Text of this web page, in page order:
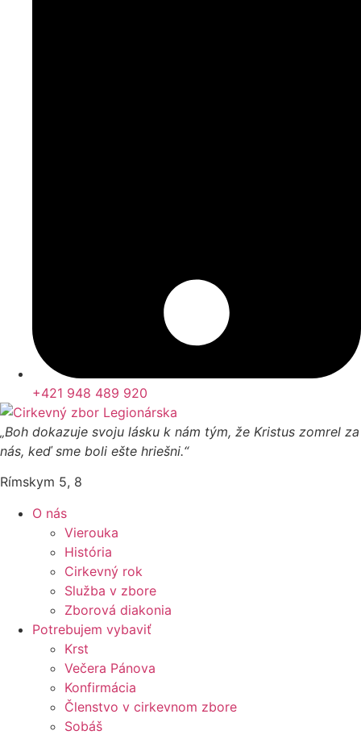
+421 948 489 920
„Boh dokazuje svoju lásku k nám tým, že Kristus zomrel za
nás, keď sme boli ešte hriešni.“
Rímskym 5, 8
O nás
Vierouka
História
Cirkevný rok
Služba v zbore
Zborová diakonia
Potrebujem vybaviť
Krst
Večera Pánova
Konfirmácia
Členstvo v cirkevnom zbore
Sobáš